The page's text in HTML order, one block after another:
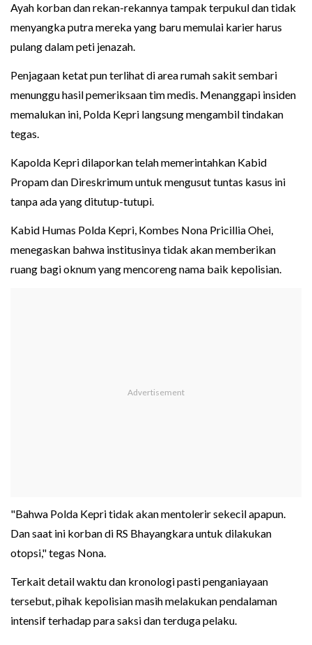
Ayah korban dan rekan-rekannya tampak terpukul dan tidak
menyangka putra mereka yang baru memulai karier harus
pulang dalam peti jenazah.
Penjagaan ketat pun terlihat di area rumah sakit sembari
menunggu hasil pemeriksaan tim medis. Menanggapi insiden
memalukan ini, Polda Kepri langsung mengambil tindakan
tegas.
Kapolda Kepri dilaporkan telah memerintahkan Kabid
Propam dan Direskrimum untuk mengusut tuntas kasus ini
tanpa ada yang ditutup-tutupi.
Kabid Humas Polda Kepri, Kombes Nona Pricillia Ohei,
menegaskan bahwa institusinya tidak akan memberikan
ruang bagi oknum yang mencoreng nama baik kepolisian.
"Bahwa Polda Kepri tidak akan mentolerir sekecil apapun.
Dan saat ini korban di RS Bhayangkara untuk dilakukan
otopsi," tegas Nona.
Terkait detail waktu dan kronologi pasti penganiayaan
tersebut, pihak kepolisian masih melakukan pendalaman
intensif terhadap para saksi dan terduga pelaku.